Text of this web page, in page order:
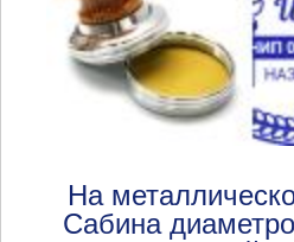
На
Сабина